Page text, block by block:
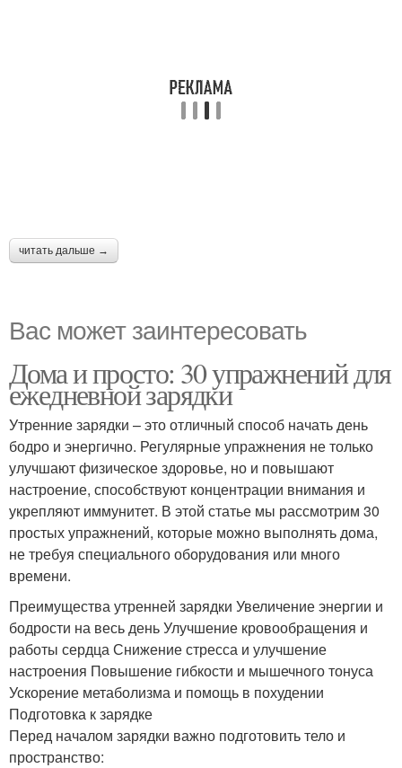
читать дальше →
Вас может заинтересовать
Дома и просто: 30 упражнений для
ежедневной зарядки
Утренние зарядки – это отличный способ начать день
бодро и энергично. Регулярные упражнения не только
улучшают физическое здоровье, но и повышают
настроение, способствуют концентрации внимания и
укрепляют иммунитет. В этой статье мы рассмотрим 30
простых упражнений, которые можно выполнять дома,
не требуя специального оборудования или много
времени.
Преимущества утренней зарядки Увеличение энергии и
бодрости на весь день Улучшение кровообращения и
работы сердца Снижение стресса и улучшение
настроения Повышение гибкости и мышечного тонуса
Ускорение метаболизма и помощь в похудении
Подготовка к зарядке
Перед началом зарядки важно подготовить тело и
пространство: